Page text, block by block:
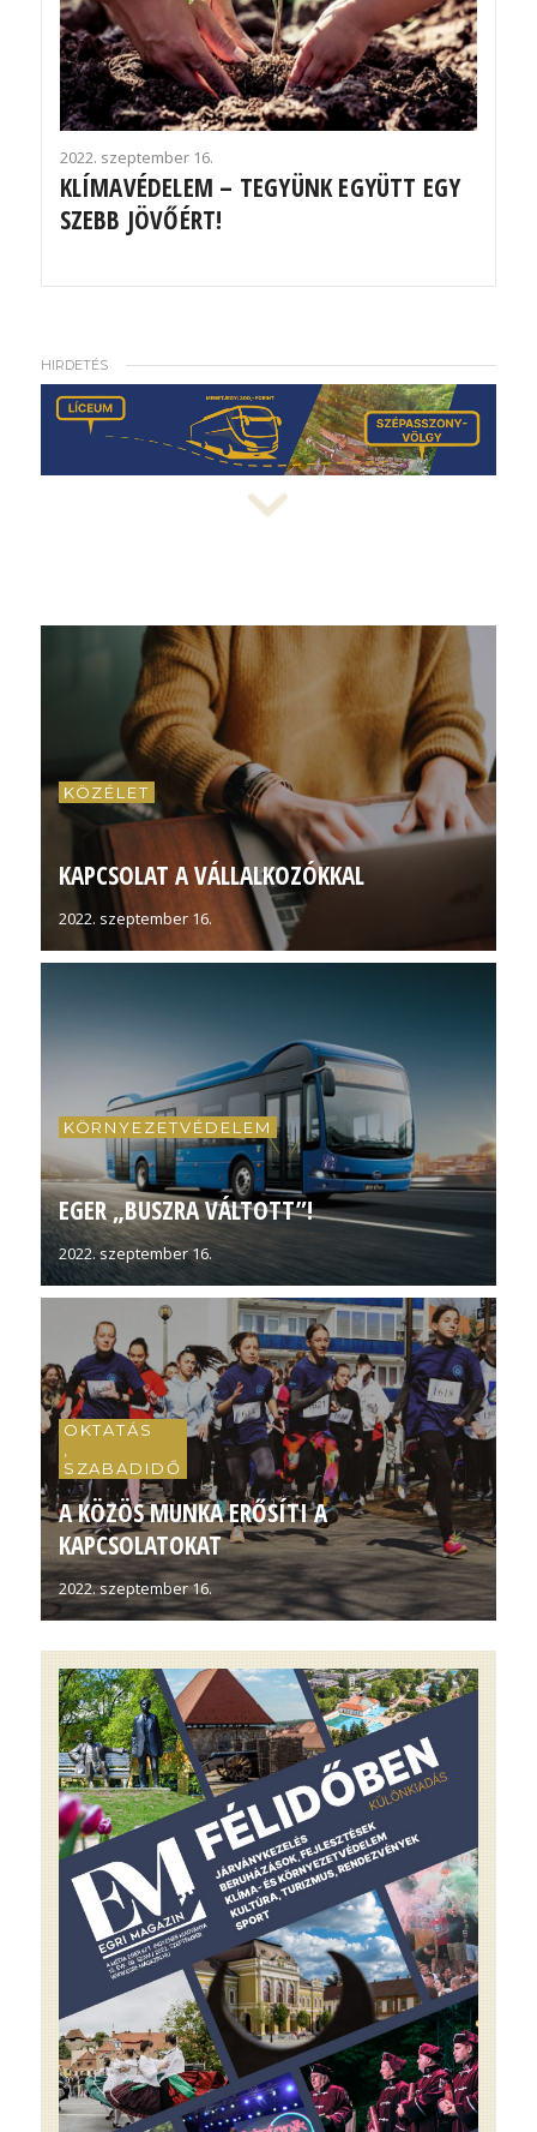
2022. szeptember 16.
KLÍMAVÉDELEM – TEGYÜNK EGYÜTT EGY
SZEBB JÖVŐÉRT!
HIRDETÉS
KÖZÉLET
KAPCSOLAT A VÁLLALKOZÓKKAL
2022. szeptember 16.
KÖRNYEZETVÉDELEM
EGER „BUSZRA VÁLTOTT”!
2022. szeptember 16.
OKTATÁS
SZABADIDŐ
A KÖZÖS MUNKA ERŐSÍTI A
KAPCSOLATOKAT
2022. szeptember 16.